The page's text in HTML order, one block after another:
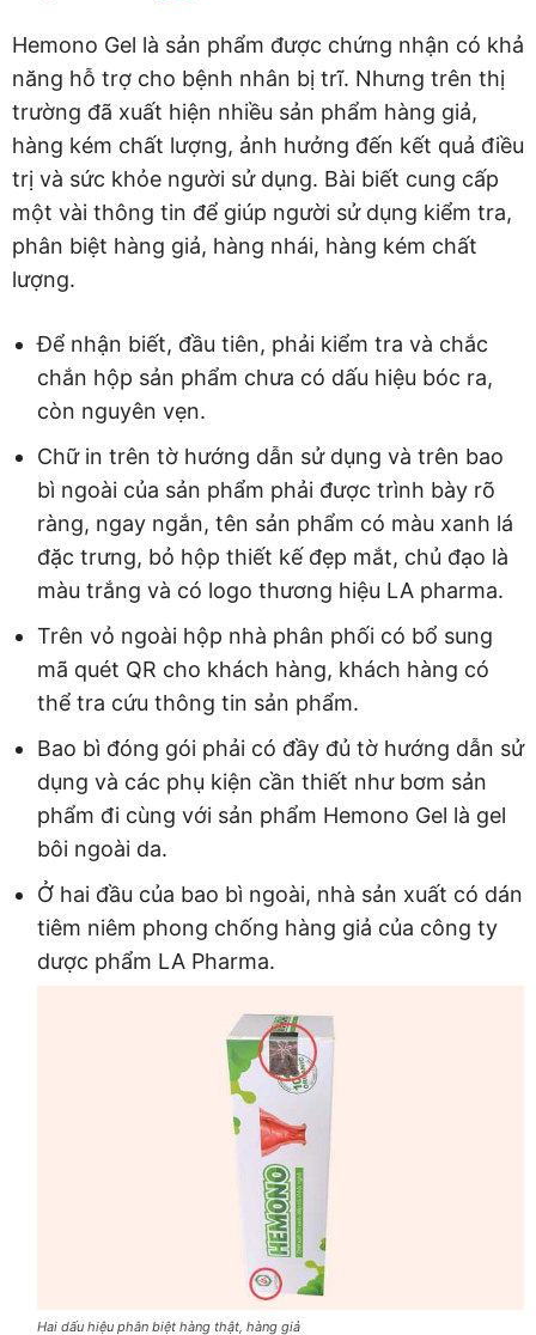
Hemono Gel là sản phẩm được chứng nhận có khả
năng hỗ trợ cho bệnh nhân bị trĩ. Nhưng trên thị
trường đã xuất hiện nhiều sản phẩm hàng giả,
hàng kém chất lượng, ảnh hưởng đến kết quả điều
trị và sức khỏe người sử dụng. Bài biết cung cấp
một vài thông tin để giúp người sử dụng kiểm tra,
phân biệt hàng giả, hàng nhái, hàng kém chất
lượng.
Để nhận biết, đầu tiên, phải kiểm tra và chắc
chắn hộp sản phẩm chưa có dấu hiệu bóc ra,
còn nguyên vẹn.
Chữ in trên tờ hướng dẫn sử dụng và trên bao
bì ngoài của sản phẩm phải được trình bày rõ
ràng, ngay ngắn, tên sản phẩm có màu xanh lá
đặc trưng, bỏ hộp thiết kế đẹp mắt, chủ đạo là
màu trắng và có logo thương hiệu LA pharma.
Trên vỏ ngoài hộp nhà phân phối có bổ sung
mã quét QR cho khách hàng, khách hàng có
thể tra cứu thông tin sản phẩm.
Bao bì đóng gói phải có đầy đủ tờ hướng dẫn sử
dụng và các phụ kiện cần thiết như bơm sản
phẩm đi cùng với sản phẩm Hemono Gel là gel
bôi ngoài da.
Ở hai đầu của bao bì ngoài, nhà sản xuất có dán
tiêm niêm phong chống hàng giả của công ty
dược phẩm LA Pharma.
Hai dấu hiệu phân biệt hàng thật, hàng giả